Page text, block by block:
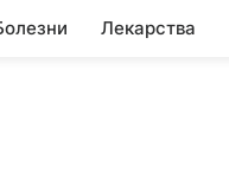
Лекарства